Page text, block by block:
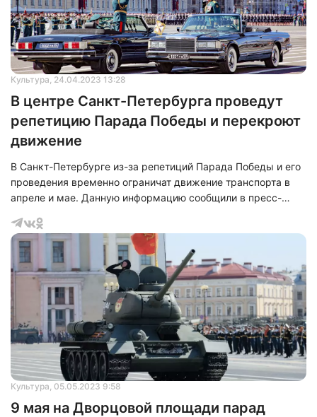
Культура, 24.04.2023 13:28
В центре Санкт-Петербурга проведут
репетицию Парада Победы и перекроют
движение
В Санкт-Петербурге из-за репетиций Парада Победы и его
проведения временно ограничат движение транспорта в
апреле и мае. Данную информацию сообщили в пресс-
Культура, 05.05.2023 9:58
9 мая на Дворцовой площади парад